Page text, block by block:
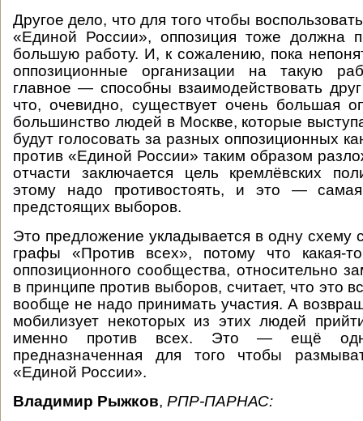
Другое дело, что для того чтобы
«Единой России», оппозиция тоже должна
большую работу. И, к сожалению, пока
оппозиционные организации на такую
главное — способны взаимодействовать
что, очевидно, существует очень большая
большинство людей в Москве, которые
будут голосовать за разных оппозиционных
против «Единой России» таким образом
отчасти заключается цель кремлёвских
этому надо противостоять, и это — самая
предстоящих выборов.
Это предложение укладывается в одну схему
графы «Против всех», потому что какая-
оппозиционного сообщества, относительно
в принципе против выборов, считает, что это
вообще не надо принимать участия. А
мобилизует некоторых из этих людей
именно против всех. Это — ещё одна
предназначенная для того чтобы
«Единой России».
Владимир Рыжков, РПР-ПАРНАС: